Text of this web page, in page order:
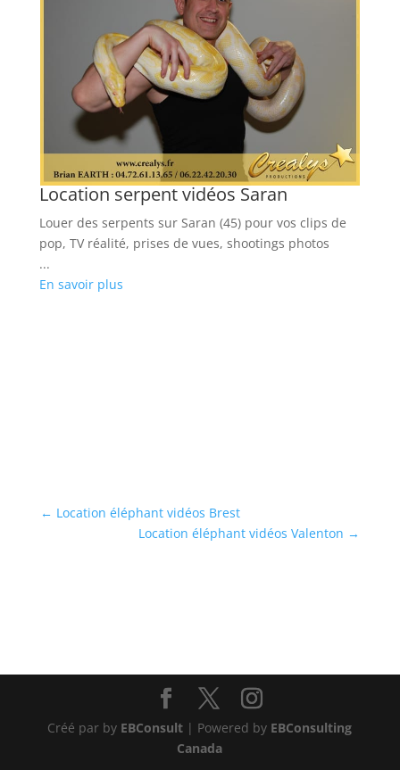
Location serpent vidéos Saran
Louer des serpents sur Saran (45) pour vos clips de
pop, TV réalité, prises de vues, shootings photos
...
En savoir plus
← Location éléphant vidéos Brest
Location éléphant vidéos Valenton →
Créé par by EBConsult | Powered by EBConsulting
Canada